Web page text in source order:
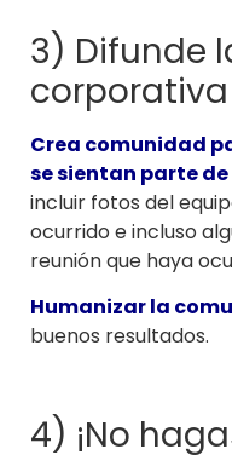
3) Difunde
corporativa
Crea comunidad
se sientan parte
incluir fotos del
ocurrido e incluso
reunión que haya
Humanizar la
buenos resultados.
4) ¡No